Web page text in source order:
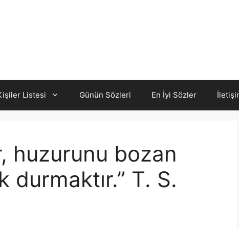
Listesi Günün Sözleri En İyi Sözler
huzurunu bozan
T. S.